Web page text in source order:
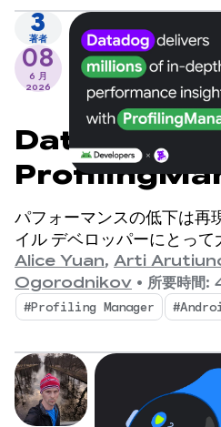
3
著者
08
6 月
2026
Datadog は
用して数百万件
ォーマンス分析
ます
パフォーマンスの低下は再
イル デベロッパーにとって
なっています。
Alice Yuan, Arti
Ogorodnikov • 所要時間:
#Profiling Manager